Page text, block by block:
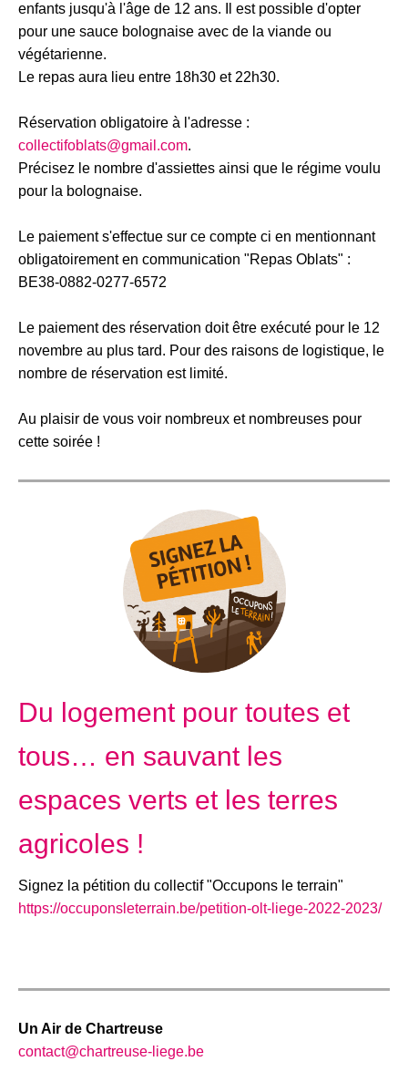
enfants jusqu'à l'âge de 12 ans. Il est possible d'opter
pour une sauce bolognaise avec de la viande ou
végétarienne.
Le repas aura lieu entre 18h30 et 22h30.
Réservation obligatoire à l'adresse :
collectifoblats@gmail.com.
Précisez le nombre d'assiettes ainsi que le régime voulu
pour la bolognaise.
Le paiement s'effectue sur ce compte ci en mentionnant
obligatoirement en communication "Repas Oblats" :
BE38-0882-0277-6572
Le paiement des réservation doit être exécuté pour le 12
novembre au plus tard. Pour des raisons de logistique, le
nombre de réservation est limité.
Au plaisir de vous voir nombreux et nombreuses pour
cette soirée !
Du logement pour toutes et
tous… en sauvant les
espaces verts et les terres
agricoles !
Signez la pétition du collectif "Occupons le terrain"
https://occuponsleterrain.be/petition-olt-liege-2022-2023/
Un Air de Chartreuse
contact@chartreuse-liege.be